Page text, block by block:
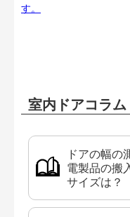
す。
室内ドアコラム
ドアの幅
電製品の搬
サイズは？